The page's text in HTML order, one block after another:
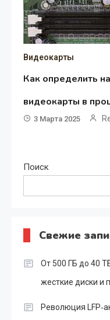
Видеокарты
Как определить
видеокарты в
3 Марта 2025
Поиск
Свежие
От 500 ГБ до 40
жесткие диски и
Революция